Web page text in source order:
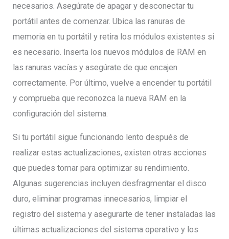
necesarios. Asegúrate de apagar y desconectar tu
portátil antes de comenzar. Ubica las ranuras de
memoria en tu portátil y retira los módulos existentes si
es necesario. Inserta los nuevos módulos de RAM en
las ranuras vacías y asegúrate de que encajen
correctamente. Por último, vuelve a encender tu portátil
y comprueba que reconozca la nueva RAM en la
configuración del sistema.
Si tu portátil sigue funcionando lento después de
realizar estas actualizaciones, existen otras acciones
que puedes tomar para optimizar su rendimiento.
Algunas sugerencias incluyen desfragmentar el disco
duro, eliminar programas innecesarios, limpiar el
registro del sistema y asegurarte de tener instaladas las
últimas actualizaciones del sistema operativo y los